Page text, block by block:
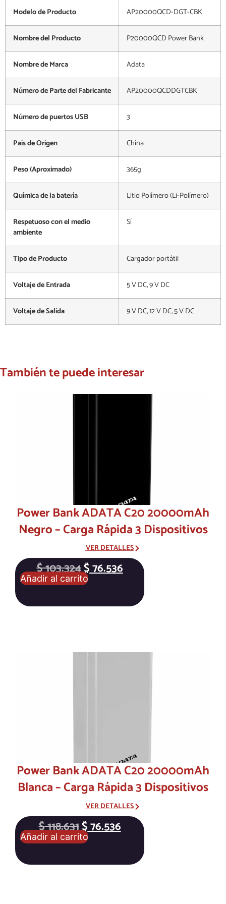
Modelo de Producto AP20000QCD-DGT-CBK
Nombre del Producto P20000QCD Power Bank
Nombre de Marca Adata
Número de Parte del Fabricante AP20000QCDDGTCBK
Número de puertos USB 3
País de Origen China
Peso (Aproximado) 365g
Química de la batería Litio Polímero (Li-Polímero)
Respetuoso con el medio
ambiente
Sí
Tipo de Producto Cargador portátil
Voltaje de Entrada 5 V DC, 9 V DC
Voltaje de Salida 9 V DC, 12 V DC, 5 V DC
También te puede interesar
Power Bank ADATA C20 20000mAh
Negro – Carga Rápida 3 Dispositivos
VER DETALLES
$103.324$76.536
Añadir al carrito
Power Bank ADATA C20 20000mAh
Blanca – Carga Rápida 3 Dispositivos
VER DETALLES
$118.631$76.536
Añadir al carrito